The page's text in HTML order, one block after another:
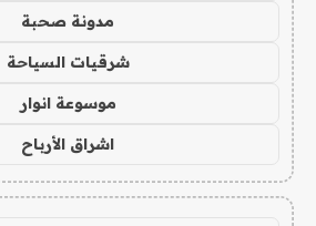
مدونة صحبة
شرقيات السياحة
موسوعة انوار
اشراق الأرباح